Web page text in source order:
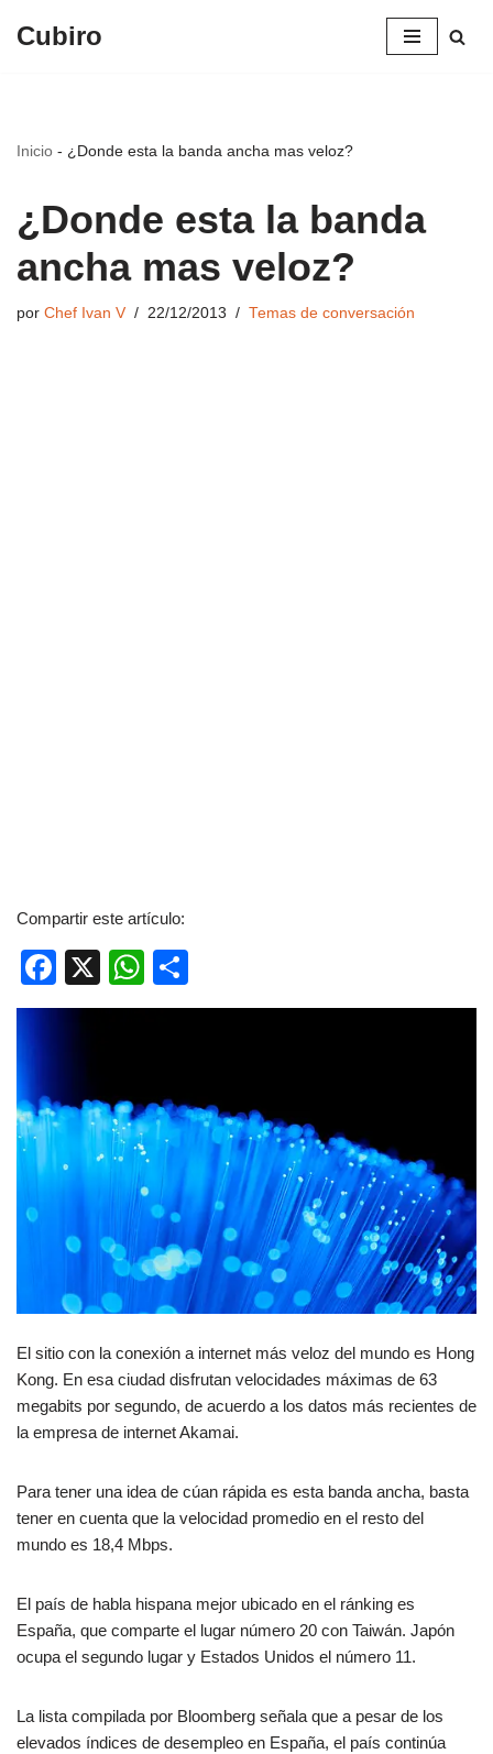
Cubiro
Inicio - ¿Donde esta la banda ancha mas veloz?
¿Donde esta la banda
ancha mas veloz?
por Chef Ivan V 22/12/2013 Temas de conversación
Compartir este artículo:
F
a
b
o
o
X
W
h
A
p
p
o
ar
tir
El sitio con la conexión a internet más veloz del mundo es Hong
Kong. En esa ciudad disfrutan velocidades máximas de 63
megabits por segundo, de acuerdo a los datos más recientes de
la empresa de internet Akamai.
Para tener una idea de cúan rápida es esta banda ancha, basta
tener en cuenta que la velocidad promedio en el resto del
mundo es 18,4 Mbps.
El país de habla hispana mejor ubicado en el ránking es
España, que comparte el lugar número 20 con Taiwán. Japón
ocupa el segundo lugar y Estados Unidos el número 11.
La lista compilada por Bloomberg señala que a pesar de los
elevados índices de desempleo en España, el país continúa